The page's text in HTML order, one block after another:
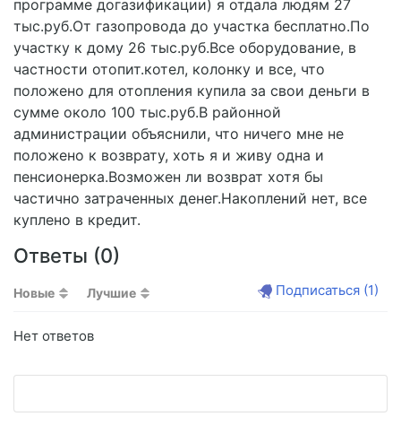
программе догазификации) я отдала людям 27
тыс.руб.От газопровода до участка бесплатно.По
участку к дому 26 тыс.руб.Все оборудование, в
частности отопит.котел, колонку и все, что
положено для отопления купила за свои деньги в
сумме около 100 тыс.руб.В районной
администрации объяснили, что ничего мне не
положено к возврату, хоть я и живу одна и
пенсионерка.Возможен ли возврат хотя бы
частично затраченных денег.Накоплений нет, все
куплено в кредит.
Ответы (0)
Новые Лучшие Подписаться (1)
Нет ответов